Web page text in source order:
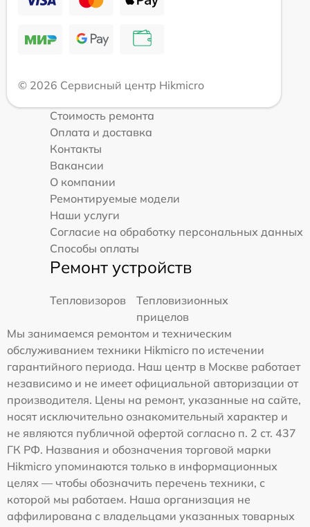
© 2026 Сервисный центр Hikmicro
Стоимость ремонта
Оплата и доставка
Контакты
Вакансии
О компании
Ремонтируемые модели
Наши услуги
Согласие на обработку персональных данных
Способы оплаты
Ремонт устройств
Тепловизоров
Тепловизионных
прицелов
Мы занимаемся ремонтом и техническим
обслуживанием техники Hikmicro по истечении
гарантийного периода. Наш центр в Москве работает
независимо и не имеет официальной авторизации от
производителя. Цены на ремонт, указанные на сайте,
носят исключительно ознакомительный характер и
не являются публичной офертой согласно п. 2 ст. 437
ГК РФ. Названия и обозначения торговой марки
Hikmicro упоминаются только в информационных
целях — чтобы обозначить перечень техники, с
которой мы работаем. Наша организация не
аффилирована с владельцами указанных товарных